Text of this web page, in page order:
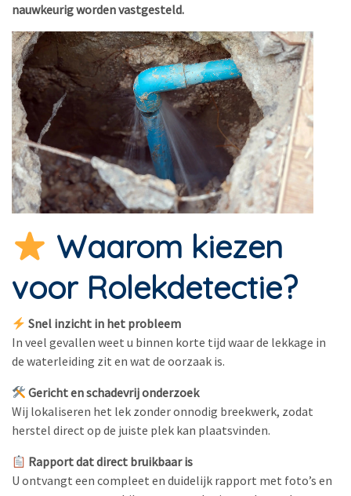
nauwkeurig worden vastgesteld.
Waarom kiezen
voor Rolekdetectie?
Snel inzicht in het probleem
In veel gevallen weet u binnen korte tijd waar de lekkage in
de waterleiding zit en wat de oorzaak is.
Gericht en schadevrij onderzoek
Wij lokaliseren het lek zonder onnodig breekwerk, zodat
herstel direct op de juiste plek kan plaatsvinden.
Rapport dat direct bruikbaar is
U ontvangt een compleet en duidelijk rapport met foto’s en